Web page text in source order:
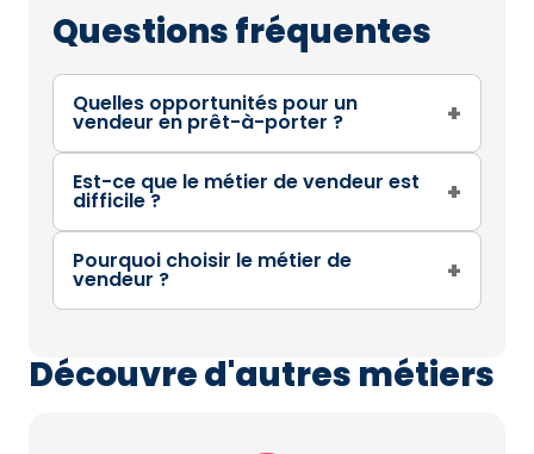
Questions fréquentes
Quelles opportunités pour un
vendeur en prêt-à-porter ? +
Est-ce que le métier de vendeur est
difficile ? +
Pourquoi choisir le métier de
vendeur ? +
Découvre d'autres métiers